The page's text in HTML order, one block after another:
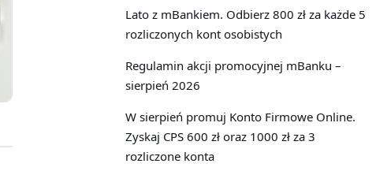
Lato z mBankiem. Odbierz 800 zł za każde 5
rozliczonych kont osobistych
Regulamin akcji promocyjnej mBanku –
sierpień 2026
W sierpień promuj Konto Firmowe Online.
Zyskaj CPS 600 zł oraz 1000 zł za 3
rozliczone konta